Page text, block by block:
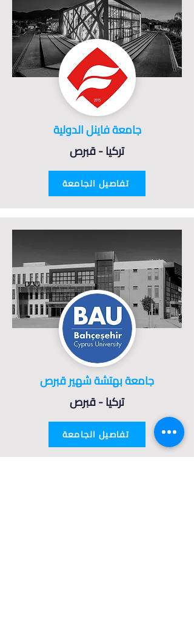
جامعة فاينل الدولية
تركيا - قبرص
تفاصيل الجامعة
جامعة بهتشة شهير قبرص
تركيا - قبرص
تفاصيل الجامعة